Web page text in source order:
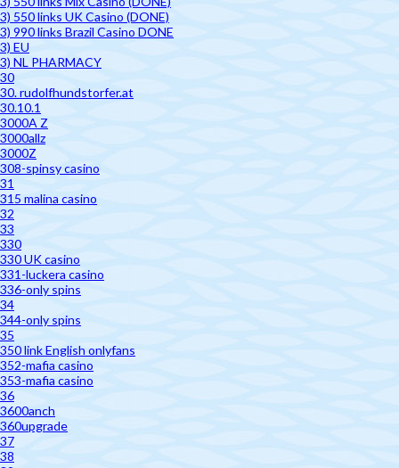
3) 550 links UK Casino (DONE)
3) 990 links Brazil Casino DONE
3) EU
3) NL PHARMACY
30
30. rudolfhundstorfer.at
30.10.1
3000A Z
3000allz
3000Z
308-spinsy casino
31
315 malina casino
32
33
330
330 UK casino
331-luckera casino
336-only spins
34
344-only spins
35
350 link English onlyfans
352-mafia casino
353-mafia casino
36
3600anch
360upgrade
37
38